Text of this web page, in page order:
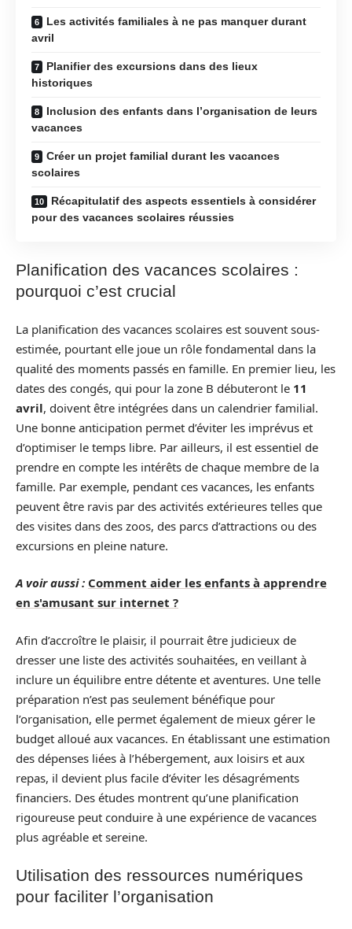
Les activités familiales à ne pas manquer durant
avril
Planifier des excursions dans des lieux
historiques
Inclusion des enfants dans l’organisation de leurs
vacances
Créer un projet familial durant les vacances
scolaires
Récapitulatif des aspects essentiels à considérer
pour des vacances scolaires réussies
Planification des vacances scolaires :
pourquoi c’est crucial
La planification des vacances scolaires est souvent sous-
estimée, pourtant elle joue un rôle fondamental dans la
qualité des moments passés en famille. En premier lieu, les
dates des congés, qui pour la zone B débuteront le 11
avril, doivent être intégrées dans un calendrier familial.
Une bonne anticipation permet d’éviter les imprévus et
d’optimiser le temps libre. Par ailleurs, il est essentiel de
prendre en compte les intérêts de chaque membre de la
famille. Par exemple, pendant ces vacances, les enfants
peuvent être ravis par des activités extérieures telles que
des visites dans des zoos, des parcs d’attractions ou des
excursions en pleine nature.
A voir aussi : Comment aider les enfants à apprendre
en s'amusant sur internet ?
Afin d’accroître le plaisir, il pourrait être judicieux de
dresser une liste des activités souhaitées, en veillant à
inclure un équilibre entre détente et aventures. Une telle
préparation n’est pas seulement bénéfique pour
l’organisation, elle permet également de mieux gérer le
budget alloué aux vacances. En établissant une estimation
des dépenses liées à l’hébergement, aux loisirs et aux
repas, il devient plus facile d’éviter les désagréments
financiers. Des études montrent qu’une planification
rigoureuse peut conduire à une expérience de vacances
plus agréable et sereine.
Utilisation des ressources numériques
pour faciliter l’organisation